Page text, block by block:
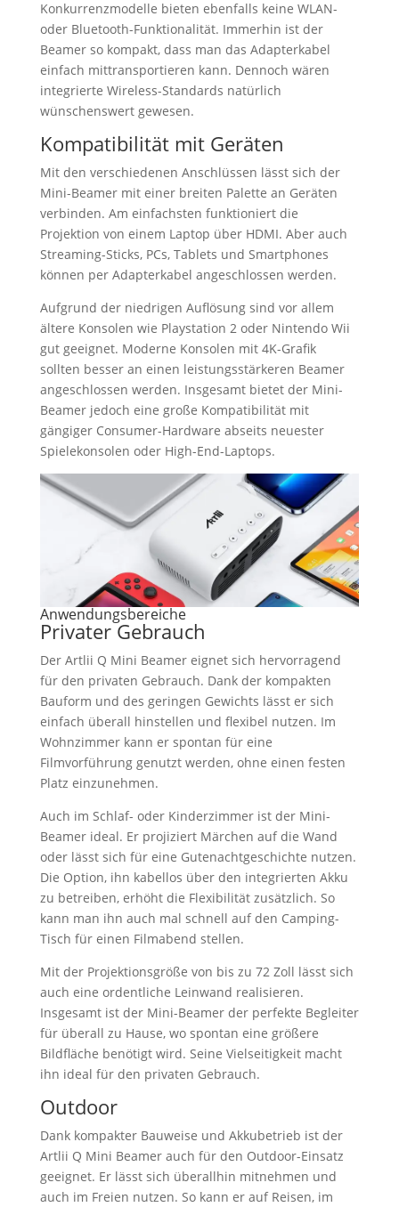
Konkurrenzmodelle bieten ebenfalls keine WLAN-
oder Bluetooth-Funktionalität. Immerhin ist der
Beamer so kompakt, dass man das Adapterkabel
einfach mittransportieren kann. Dennoch wären
integrierte Wireless-Standards natürlich
wünschenswert gewesen.
Kompatibilität mit Geräten
Mit den verschiedenen Anschlüssen lässt sich der
Mini-Beamer mit einer breiten Palette an Geräten
verbinden. Am einfachsten funktioniert die
Projektion von einem Laptop über HDMI. Aber auch
Streaming-Sticks, PCs, Tablets und Smartphones
können per Adapterkabel angeschlossen werden.
Aufgrund der niedrigen Auflösung sind vor allem
ältere Konsolen wie Playstation 2 oder Nintendo Wii
gut geeignet. Moderne Konsolen mit 4K-Grafik
sollten besser an einen leistungsstärkeren Beamer
angeschlossen werden. Insgesamt bietet der Mini-
Beamer jedoch eine große Kompatibilität mit
gängiger Consumer-Hardware abseits neuester
Spielekonsolen oder High-End-Laptops.
Anwendungsbereiche
Privater Gebrauch
Der Artlii Q Mini Beamer eignet sich hervorragend
für den privaten Gebrauch. Dank der kompakten
Bauform und des geringen Gewichts lässt er sich
einfach überall hinstellen und flexibel nutzen. Im
Wohnzimmer kann er spontan für eine
Filmvorführung genutzt werden, ohne einen festen
Platz einzunehmen.
Auch im Schlaf- oder Kinderzimmer ist der Mini-
Beamer ideal. Er projiziert Märchen auf die Wand
oder lässt sich für eine Gutenachtgeschichte nutzen.
Die Option, ihn kabellos über den integrierten Akku
zu betreiben, erhöht die Flexibilität zusätzlich. So
kann man ihn auch mal schnell auf den Camping-
Tisch für einen Filmabend stellen.
Mit der Projektionsgröße von bis zu 72 Zoll lässt sich
auch eine ordentliche Leinwand realisieren.
Insgesamt ist der Mini-Beamer der perfekte Begleiter
für überall zu Hause, wo spontan eine größere
Bildfläche benötigt wird. Seine Vielseitigkeit macht
ihn ideal für den privaten Gebrauch.
Outdoor
Dank kompakter Bauweise und Akkubetrieb ist der
Artlii Q Mini Beamer auch für den Outdoor-Einsatz
geeignet. Er lässt sich überallhin mitnehmen und
auch im Freien nutzen. So kann er auf Reisen, im